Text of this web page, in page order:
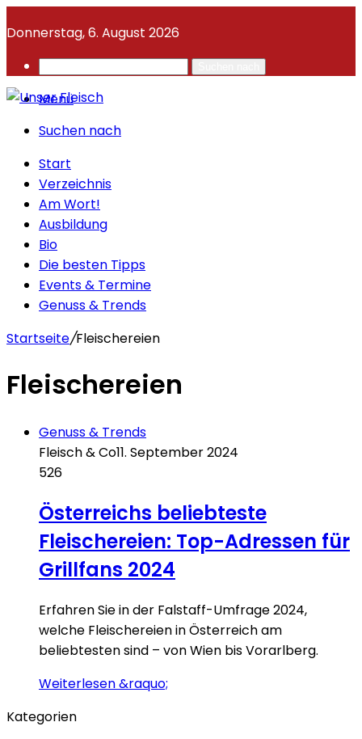
Donnerstag, 6. August 2026
Menü
Suchen nach
Start
Verzeichnis
Am Wort!
Ausbildung
Bio
Die besten Tipps
Events & Termine
Genuss & Trends
Startseite/Fleischereien
Fleischereien
Genuss & Trends
Fleisch & Co11. September 2024
526
Österreichs beliebteste
Fleischereien: Top-Adressen für
Grillfans 2024
Erfahren Sie in der Falstaff-Umfrage 2024,
welche Fleischereien in Österreich am
beliebtesten sind – von Wien bis Vorarlberg.
Weiterlesen &raquo;
Kategorien